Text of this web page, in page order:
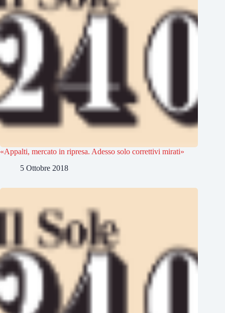
«Appalti, mercato in ripresa. Adesso solo correttivi mirati»
5 Ottobre 2018